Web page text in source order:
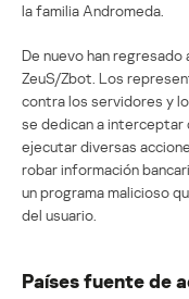
la familia Andromeda.
De nuevo han
ZeuS/Zbot. Los
contra los servidores y
se dedican a interceptar
ejecutar diversas
robar información
un programa malicioso
del usuario.
Países fuente de